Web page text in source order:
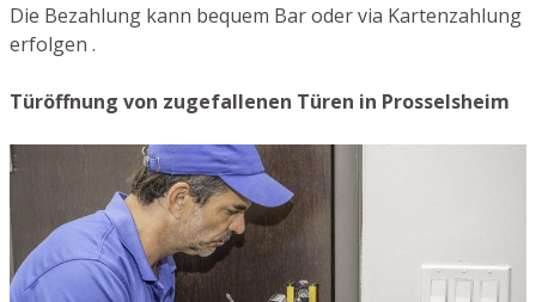
Die Bezahlung kann bequem Bar oder via Kartenzahlung
erfolgen .
Türöffnung von zugefallenen Türen in Prosselsheim